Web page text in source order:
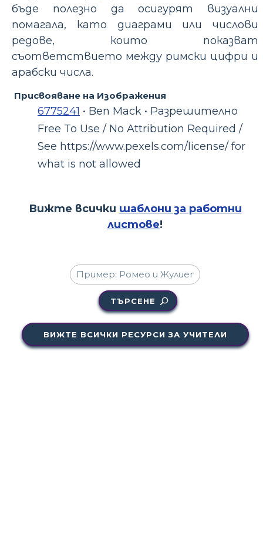
бъде полезно да осигурят визуални
помагала, като диаграми или числови
редове, които показват
съответствието между римски цифри и
арабски числа.
Присвояване на Изображения
6775241 • Ben Mack • Разрешително
Free To Use / No Attribution Required /
See https://www.pexels.com/license/ for
what is not allowed
Вижте всички шаблони за работни
листове!
ТЪРСЕНЕ
ВИЖТЕ ВСИЧКИ РЕСУРСИ ЗА УЧИТЕЛИ